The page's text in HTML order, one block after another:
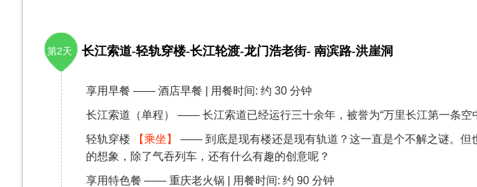
第2天 长江索道-轻轨穿楼-长江轮渡-龙门浩老街- 南滨路-洪崖洞
享用早餐 —— 酒店早餐 | 用餐时间: 约 30 分钟
长江索道（单程） —— 长江索道已经运行三十余年，被誉为“万里长江第一条空中
轻轨穿楼 【乘坐】
—— 到底是现有楼还是现有轨道？这一直是个不解之谜。但
的想象，除了气吞列车，还有什么有趣的创意呢？
享用特色餐 —— 重庆老火锅 | 用餐时间: 约 90 分钟